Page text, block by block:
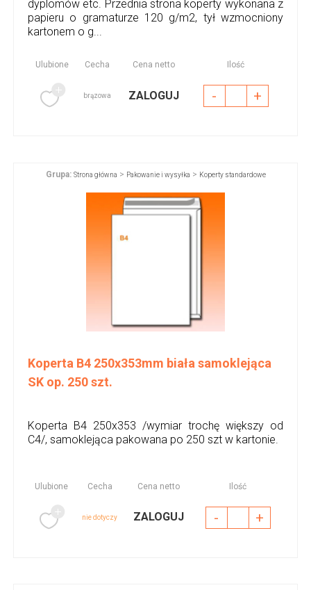
dyplomów etc. Przednia strona koperty wykonana z
papieru o gramaturze 120 g/m2, tył wzmocniony
kartonem o g...
Ulubione Cecha Cena netto Ilość
brązowa ZALOGUJ - +
Grupa: Strona główna > Pakowanie i wysyłka > Koperty standardowe
Koperta B4 250x353mm biała samoklejąca
SK op. 250 szt.
Koperta B4 250x353 /wymiar trochę większy od
C4/, samoklejąca pakowana po 250 szt w kartonie.
Ulubione Cecha Cena netto Ilość
nie dotyczy ZALOGUJ - +